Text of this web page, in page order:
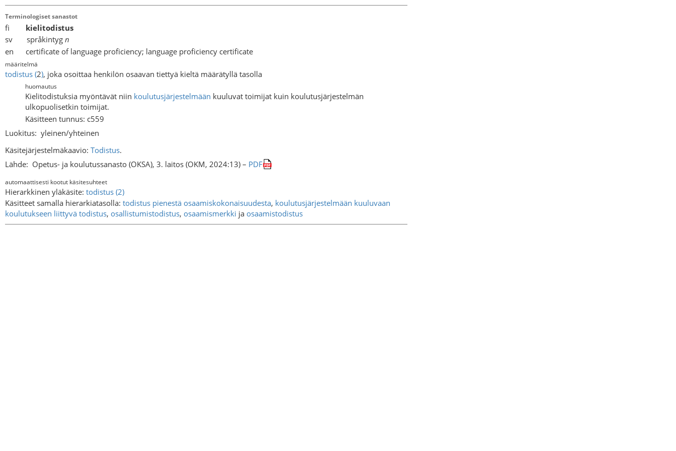
Terminologiset sanastot
fi kielitodistus
sv språkintyg n
en certificate of language proficiency; language proficiency certificate
määritelmä
todistus (2), joka osoittaa henkilön osaavan tiettyä kieltä määrätyllä tasolla
huomautus
Kielitodistuksia myöntävät niin koulutusjärjestelmään kuuluvat toimijat kuin koulutusjärjestelmän
ulkopuolisetkin toimijat.
Käsitteen tunnus: c559
Luokitus: yleinen/yhteinen
Käsitejärjestelmäkaavio: Todistus.
Lähde: Opetus- ja koulutussanasto (OKSA), 3. laitos (OKM, 2024:13) – PDF
automaattisesti kootut käsitesuhteet
Hierarkkinen yläkäsite: todistus (2)
Käsitteet samalla hierarkiatasolla: todistus pienestä osaamiskokonaisuudesta, koulutusjärjestelmään kuuluvaan
koulutukseen liittyvä todistus, osallistumistodistus, osaamismerkki ja osaamistodistus